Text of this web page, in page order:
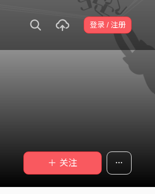
登录 / 注册
＋ 关注